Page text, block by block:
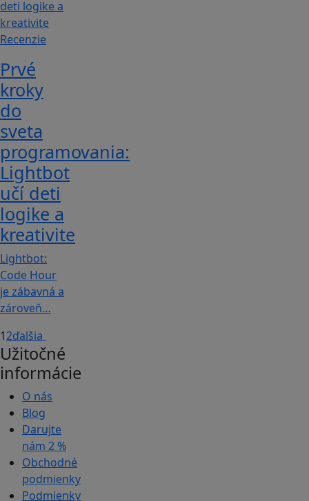
Recenzie
Prvé
kroky
do
sveta
programovania:
Lightbot
učí deti
logike a
kreativite
Lightbot:
Code Hour
je zábavná a
zároveň…
12ďalšia
Užitočné
informácie
O nás
Blog
Darujte
nám 2 %
Obchodné
podmienky
Podmienky